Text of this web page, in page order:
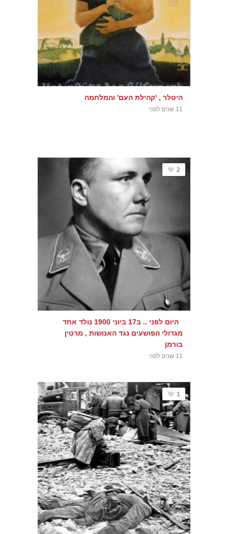
היטלר , 'קהילת העם' והמלחמה
11 שנים לפני
2
היום לפני .. ב17 ביוני 1900 נולד אחד
מגדולי הפושעים נגד האנושות , מרטין
בורמן
11 שנים לפני
1